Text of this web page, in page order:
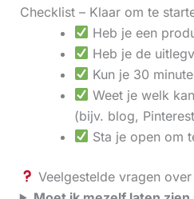
Checklist – Klaar om te
Heb je een
Heb je de
Kun je 30
Weet je welk
(bijv. blog,
Sta je open om
Veelgestelde vragen